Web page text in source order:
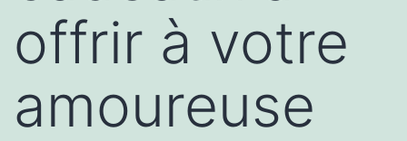
offrir à votre
amoureuse